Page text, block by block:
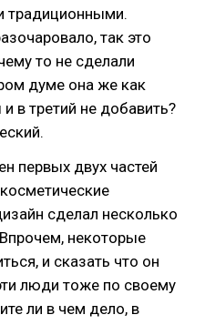
традиционными.
так это
то не сделали
думе она же как
в третий не добавить?
первых двух частей
сделал несколько
некоторые
и сказать что он
люди тоже по своему
ли в чем дело, в